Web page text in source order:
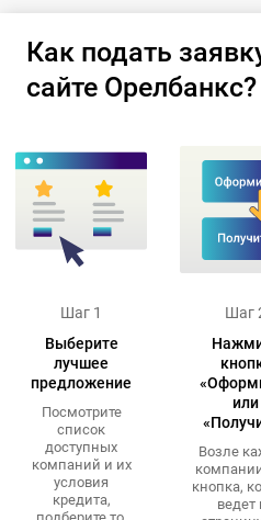
Как подать
сайте Орелбанкс?
Шаг 1
Выберите
лучшее
предложение
Посмотрите
список
доступных
компаний и их
условия
кредита,
Шаг
или
Возле
кнопка,
ведет